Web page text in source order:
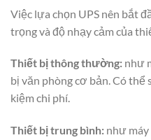
Việc lựa chọn UPS nên bắt
trọng và độ nhạy cảm của
Thiết bị thông thường: như
bị văn phòng cơ bản. Có thể
kiệm chi phí.
Thiết bị trung bình: như